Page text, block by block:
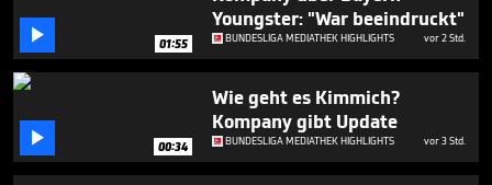
seconds
 01:55
Youngster: "War beeindruckt"
BUNDESLIGA MEDIATHEK HIGHLIGHTS vor 2 Std.
 00:34
Wie geht es Kimmich?
Kompany gibt Update
BUNDESLIGA MEDIATHEK HIGHLIGHTS vor 3 Std.